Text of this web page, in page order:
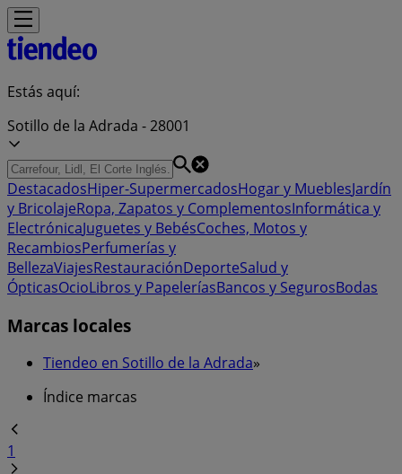
Estás aquí:
Sotillo de la Adrada - 28001
DestacadosHiper-SupermercadosHogar y MueblesJardín
y BricolajeRopa, Zapatos y ComplementosInformática y
ElectrónicaJuguetes y BebésCoches, Motos y
RecambiosPerfumerías y
BellezaViajesRestauraciónDeporteSalud y
ÓpticasOcioLibros y PapeleríasBancos y SegurosBodas
Marcas locales
Tiendeo en Sotillo de la Adrada»
Índice marcas
1